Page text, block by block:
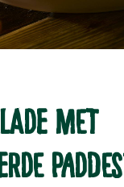
MET